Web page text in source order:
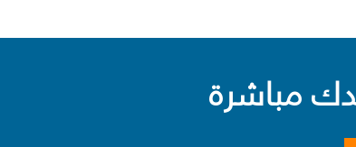
مباشرة